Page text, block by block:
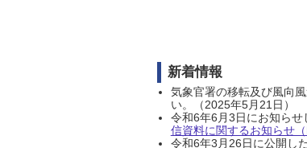
新着情報
気象官署の移転及び風向
い。（2025年5月21日）
令和6年6月3日にお知ら
信資料に関するお知らせ（
令和6年3月26日に公開し